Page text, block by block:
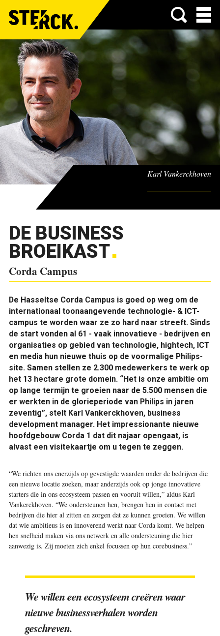
Menu
Karl Vankerckhoven
DE BUSINESS
BROEIKAST
Corda Campus
De Hasseltse Corda Campus is goed op weg om de
internationaal toonaangevende technologie- & ICT-
campus te worden waar ze zo hard naar streeft. Sinds
de start vonden al 61 - vaak innovatieve - bedrijven en
organisaties op gebied van technologie, hightech, ICT
en media hun nieuwe thuis op de voormalige Philips-
site. Samen stellen ze 2.300 medewerkers te werk op
het 13 hectare grote domein. “Het is onze ambitie om
op lange termijn te groeien naar de 5.500 mensen die
er werkten in de glorieperiode van Philips in jaren
zeventig”, stelt Karl Vankerckhoven, business
development manager. Het impressionante nieuwe
hoofdgebouw Corda 1 dat dit najaar opengaat, is
alvast een visitekaartje om u tegen te zeggen.
“We richten ons enerzijds op gevestigde waarden onder de bedrijven die
een nieuwe locatie zoeken, maar anderzijds ook op jonge innovatieve
starters die in ons ecosysteem passen en vooruit willen,” aldus Karl
Vankerckhoven. “We ondersteunen hen, brengen hen in contact met
bedrijven die hier al zitten en zorgen dat ze kunnen groeien. We willen
dat wie ambitieus is en innoverend werkt naar Corda komt. We helpen
hen snelheid maken via ons netwerk en alle ondersteuning die hier
aanwezig is. Zij moeten zich enkel focussen op hun corebusiness.”
We willen een ecosysteem creëren waar
nieuwe businessverhalen worden
geschreven.